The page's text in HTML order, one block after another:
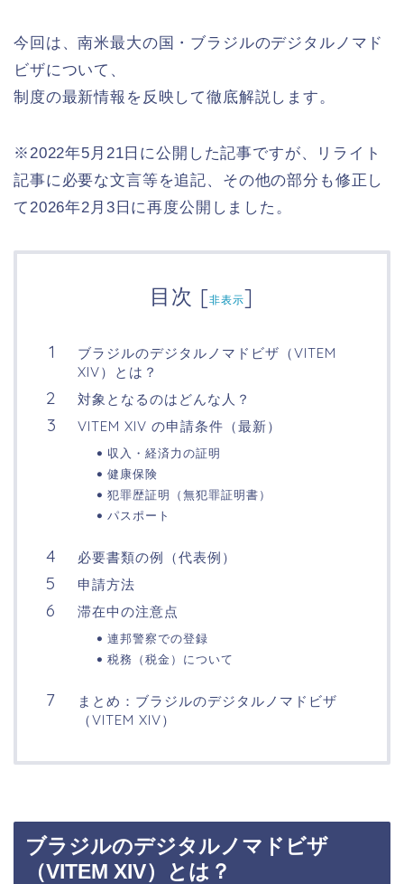
今回は、南米最大の国・ブラジルのデジタルノマド
ビザについて、
制度の最新情報を反映して徹底解説します。
※2022年5月21日に公開した記事ですが、リライト
記事に必要な文言等を追記、その他の部分も修正し
て2026年2月3日に再度公開しました。
目次 [非表示]
ブラジルのデジタルノマドビザ（VITEM
XIV）とは？
対象となるのはどんな人？
VITEM XIV の申請条件（最新）
収入・経済力の証明
健康保険
犯罪歴証明（無犯罪証明書）
パスポート
必要書類の例（代表例）
申請方法
滞在中の注意点
連邦警察での登録
税務（税金）について
まとめ：ブラジルのデジタルノマドビザ
（VITEM XIV）
ブラジルのデジタルノマドビザ
（VITEM XIV）とは？